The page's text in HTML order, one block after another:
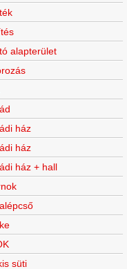
alapterület
ház
ház
ház + hall
süti